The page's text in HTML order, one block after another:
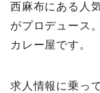
西麻布にある人
がプロデュース
カレー屋です。
求人情報に乗っ